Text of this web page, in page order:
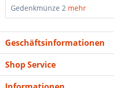
Gedenkmünze 2 mehr
Geschäftsinformationen
Shop Service